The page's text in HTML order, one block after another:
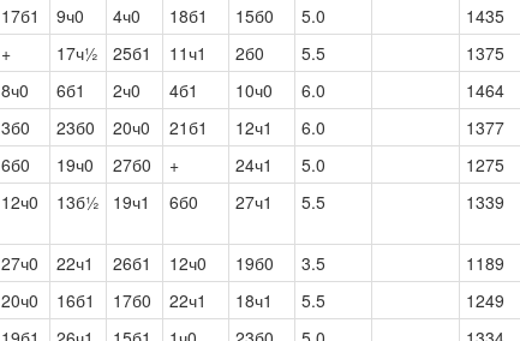
17б1 9ч0 4ч0 18б1 15б0 5.0 1435
+ 17ч½ 25б1 11ч1 2б0 5.5 1375
8ч0 6б1 2ч0 4б1 10ч0 6.0 1464
3б0 23б0 20ч0 21б1 12ч1 6.0 1377
6б0 19ч0 27б0 + 24ч1 5.0 1275
12ч0 13б½ 19ч1 6б0 27ч1 5.5 1339
27ч0 22ч1 26б1 12ч0 19б0 3.5 1189
20ч0 16б1 17б0 22ч1 18ч1 5.5 1249